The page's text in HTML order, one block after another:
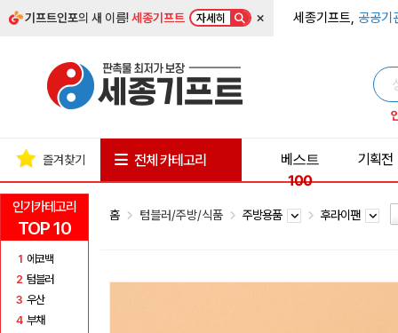
기프트인포의 새 이름!세종기프트 자세히 × 세종기프트, 공공기
인기카테고리
TOP 10
1 에코백
2 텀블러
3 우산
4 부채
즐겨찾기 전체 카테고리
베스트
100
기획전
홈 텀블러/주방/식품 주방용품 후라이팬